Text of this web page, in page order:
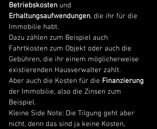
Betriebskosten und
Erhaltungsaufwendungen, die ihr für die
Immobilie habt.
Dazu zählen zum Beispiel auch
Fahrtkosten zum Objekt oder auch die
Gebühren, die ihr einem möglicherweise
existierenden Hausverwalter zahlt.
Aber auch die Kosten für die Finanzierung
der Immobilie, also die Zinsen zum
Beispiel.
Kleine Side Note: Die Tilgung geht aber
nicht, denn das sind ja keine Kosten,